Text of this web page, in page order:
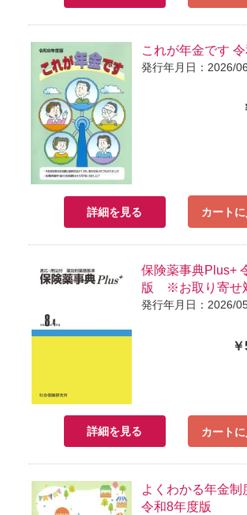
これが年金です
発行年月日：2026/
詳細を見る カート
保険薬事典Plus+
版 ※お取り寄せ
発行年月日：2026/
詳細を見る カート
よくわかる年金制
令和8年度版